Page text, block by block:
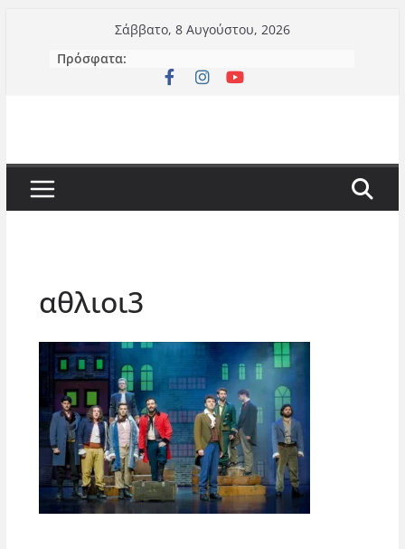
περιεχόμενο
Σάββατο, 8 Αυγούστου, 2026
Πρόσφατα:
αθλιοι3